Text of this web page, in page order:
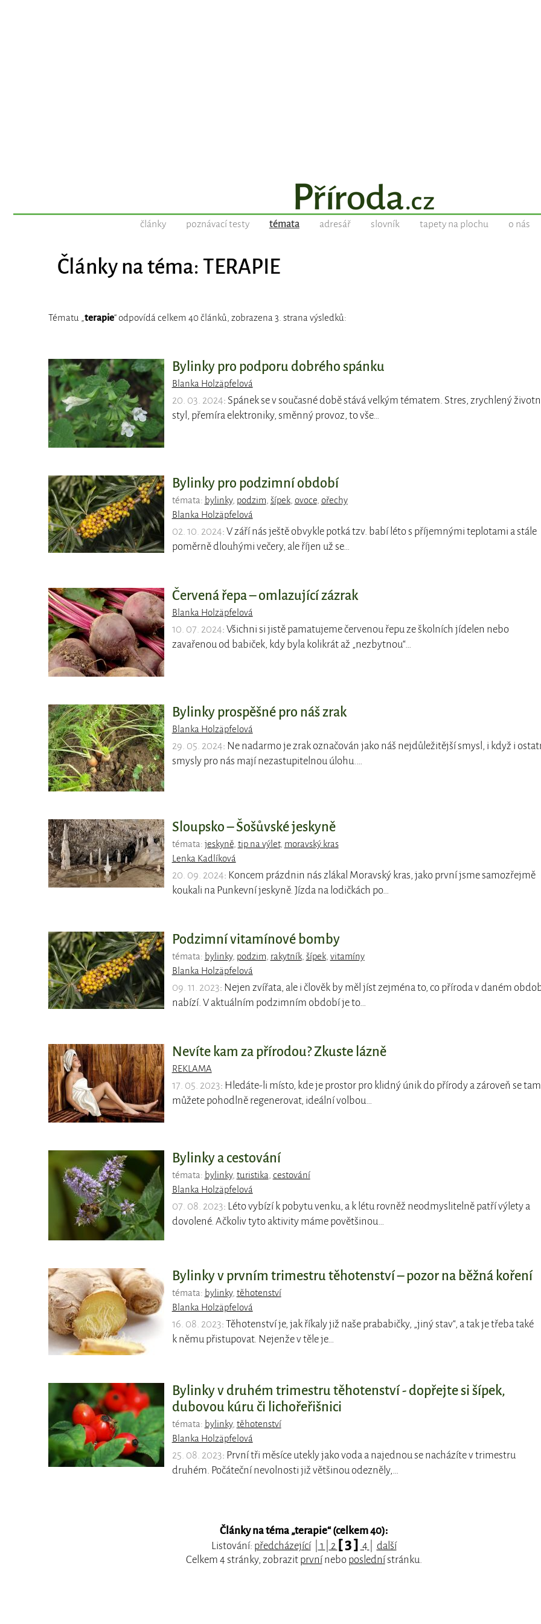
články poznávací testy témata adresář slovník tapety na plochu o nás
Články na téma: TERAPIE
Tématu „ terapie“ odpovídá celkem 40 článků, zobrazena 3. strana výsledků:
Bylinky pro podporu dobrého spánku
Blanka Holzäpfelová
20. 03. 2024: Spánek se v současné době stává velkým tématem. Stres, zrychlený
styl, přemíra elektroniky, směnný provoz, to vše…
Bylinky pro podzimní období
témata: bylinky, podzim šípek, ovoce, ořechy
Blanka Holzäpfelová
02. 10. 2024: V září nás ještě obvykle potká tzv. babí léto s příjemnými teplotami a stále
poměrně dlouhými večery, ale říjen už se…
Červená řepa – omlazující zázrak
Blanka Holzäpfelová
10. 07. 2024: Všichni si jistě pamatujeme červenou řepu ze školních jídelen nebo
zavařenou od babiček, kdy byla kolikrát až „nezbytnou“…
Bylinky prospěšné pro náš zrak
Blanka Holzäpfelová
29. 05. 2024: Ne nadarmo je zrak označován jako náš nejdůležitější smysl, i když i
smysly pro nás mají nezastupitelnou úlohu.…
Sloupsko – Šošůvské jeskyně
témata: jeskyně, tip na výlet, moravský kras
Lenka Kadlíková
20. 09. 2024: Koncem prázdnin nás zlákal Moravský kras, jako první jsme samozřejmě
koukali na Punkevní jeskyně. Jízda na lodičkách po…
Podzimní vitamínové bomby
témata: bylinky, podzim rakytník, šípek, vitamíny
Blanka Holzäpfelová
09. 11. 2023: Nejen zvířata, ale i člověk by měl jíst zejména to, co příroda v daném
nabízí. V aktuálním podzimním období je to…
Nevíte kam za přírodou? Zkuste lázně
REKLAMA
17. 05. 2023: Hledáte-li místo, kde je prostor pro klidný únik do přírody a zároveň se tam
můžete pohodlně regenerovat, ideální volbou…
Bylinky a cestování
témata: bylinky, turistika cestování
Blanka Holzäpfelová
07. 08. 2023: Léto vybízí k pobytu venku, a k létu rovněž neodmyslitelně patří výlety a
dovolené. Ačkoliv tyto aktivity máme povětšinou…
Bylinky v prvním trimestru těhotenství – pozor na běžná koření
témata: bylinky, těhotenství
Blanka Holzäpfelová
16. 08. 2023: Těhotenství je, jak říkaly již naše prababičky, „jiný stav“, a tak je třeba také
k němu přistupovat. Nejenže v těle je…
Bylinky v druhém trimestru těhotenství - dopřejte si šípek,
dubovou kúru či lichořeřišnici
témata: bylinky, těhotenství
Blanka Holzäpfelová
25. 08. 2023: První tři měsíce utekly jako voda a najednou se nacházíte v trimestru
druhém. Počáteční nevolnosti již většinou odezněly,…
Články na téma „terapie“ (celkem 40):
Listování: předcházející| 1 2 [ 3 ] 4
další
Celkem 4 stránky, zobrazit prvnínebo poslednístránku.